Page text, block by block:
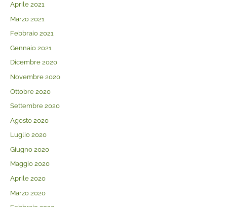
Aprile 2021
Marzo 2021
Febbraio 2021
Gennaio 2021
Dicembre 2020
Novembre 2020
Ottobre 2020
Settembre 2020
Agosto 2020
Luglio 2020
Giugno 2020
Maggio 2020
Aprile 2020
Marzo 2020